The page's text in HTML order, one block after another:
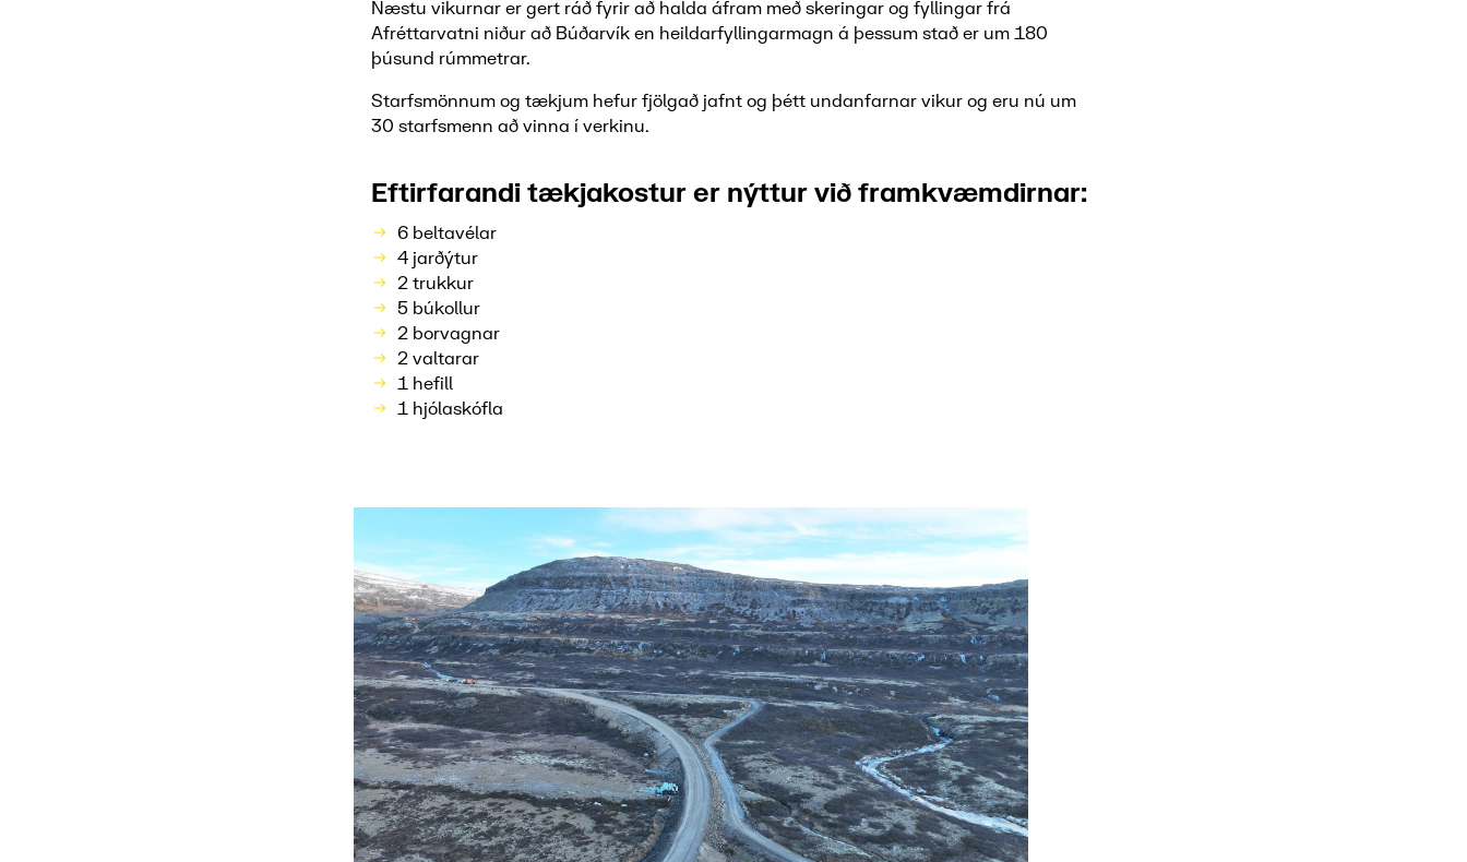
Næstu vikurnar er gert ráð fyrir að halda áfram með skeringar og fyllingar frá
Afréttarvatni niður að Búðarvík en heildarfyllingarmagn á þessum stað er um 180
þúsund rúmmetrar.
Starfsmönnum og tækjum hefur fjölgað jafnt og þétt undanfarnar vikur og eru nú um
30 starfsmenn að vinna í verkinu.
Eftirfarandi tækjakostur er nýttur við framkvæmdirnar:
6 beltavélar
4 jarðýtur
2 trukkur
5 búkollur
2 borvagnar
2 valtarar
1 hefill
1 hjólaskófla